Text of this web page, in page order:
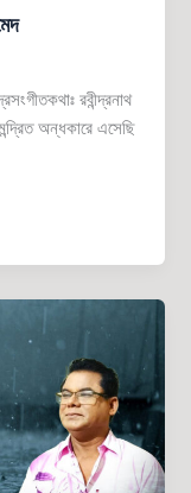
রবীন্দ্রনাথ
অন্ধকারে এসেছি